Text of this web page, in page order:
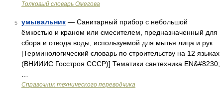
Толковый словарь Ожегова
5 умывальник — Санитарный прибор с небольшой
ёмкостью и краном или смесителем, предназначенный для
сбора и отвода воды, используемой для мытья лица и рук
[Терминологический словарь по строительству на 12 языках
(ВНИИИС Госстроя СССР)] Тематики сантехника EN&#8230;
Справочник технического переводчика